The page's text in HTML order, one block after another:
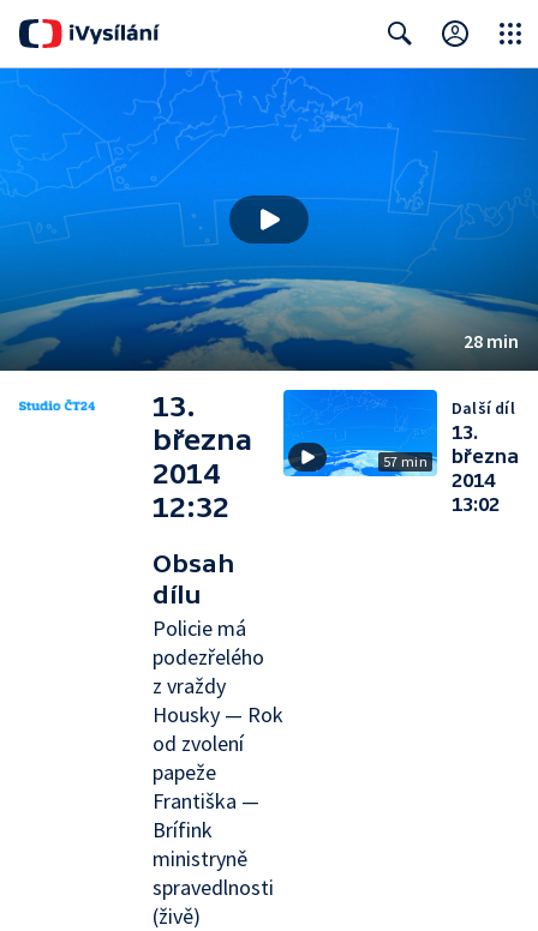
28 min
13.
března
2014
12:32
Obsah
dílu
Policie má
podezřelého
z vraždy
Housky — Rok
od zvolení
papeže
Františka —
Brífink
ministryně
spravedlnosti
(živě)
57 min
Další díl
13.
března
2014
13:02